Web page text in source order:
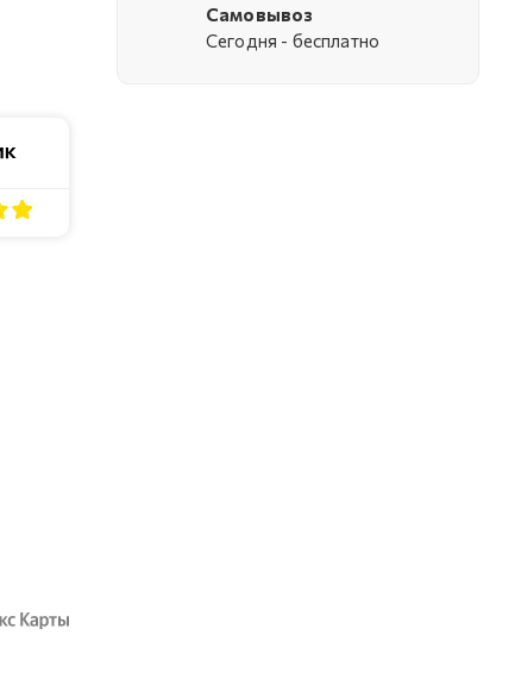
Самовывоз
Cегодня - бесплатно